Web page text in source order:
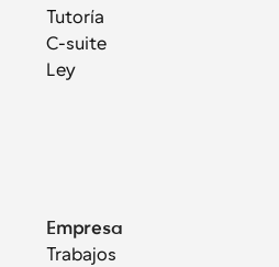
Tutoría
C-suite
Ley
Empresa
Trabajos